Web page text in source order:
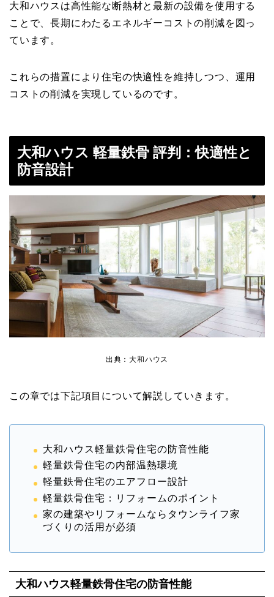
大和ハウスは高性能な断熱材と最新の設備を使用する
ことで、長期にわたるエネルギーコストの削減を図っ
ています。
これらの措置により住宅の快適性を維持しつつ、運用
コストの削減を実現しているのです。
大和ハウス 軽量鉄骨 評判：快適性と
防音設計
出典：大和ハウス
この章では下記項目について解説していきます。
大和ハウス軽量鉄骨住宅の防音性能
軽量鉄骨住宅の内部温熱環境
軽量鉄骨住宅のエアフロー設計
軽量鉄骨住宅：リフォームのポイント
家の建築やリフォームならタウンライフ家
づくりの活用が必須
大和ハウス軽量鉄骨住宅の防音性能